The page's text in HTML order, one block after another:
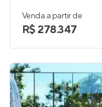
Venda a partir de
R$ 278.347